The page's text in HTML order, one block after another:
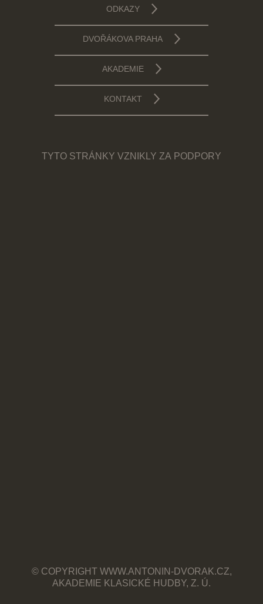
ODKAZY
DVOŘÁKOVA PRAHA
AKADEMIE
KONTAKT
TYTO STRÁNKY VZNIKLY ZA PODPORY
© COPYRIGHT WWW.ANTONIN-DVORAK.CZ,
AKADEMIE KLASICKÉ HUDBY, Z. Ú.